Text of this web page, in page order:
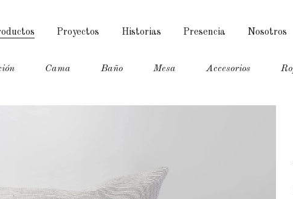
Proyectos Historias Presencia Nosotros
Cama Baño Mesa Accesorios